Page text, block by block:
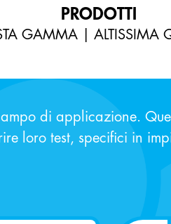
PRODOTTI
GAMMA | ALTISSIMA
di applicazione.
loro test, specifici in